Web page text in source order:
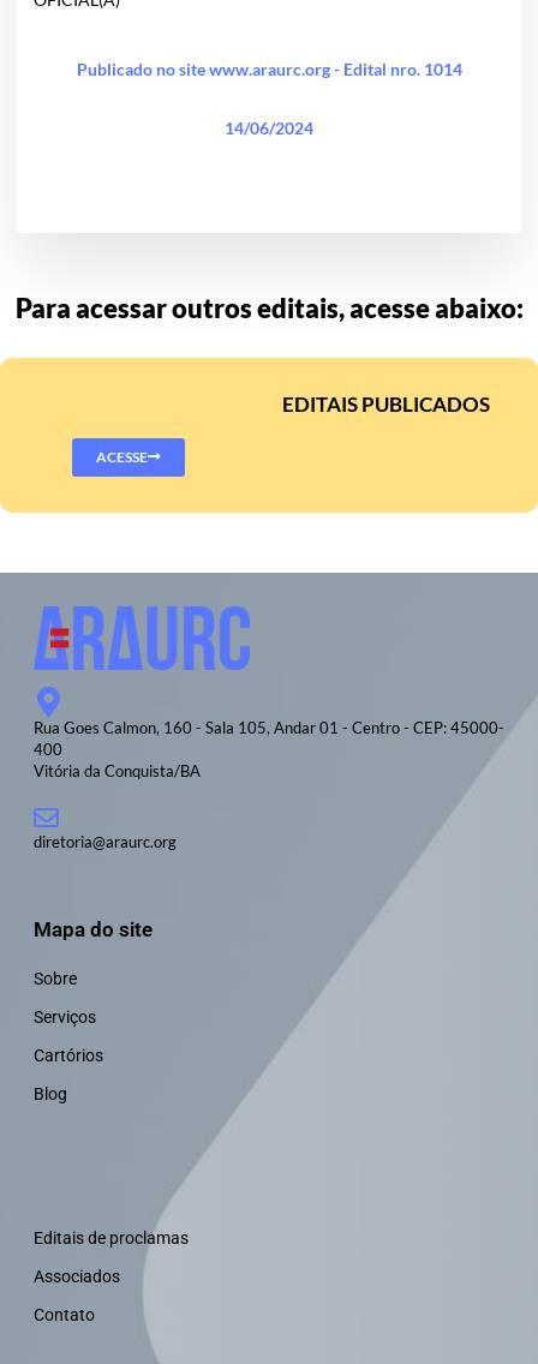
Publicado no site www.araurc.org - Edital nro. 1014
14/06/2024
Para acessar outros editais, acesse abaixo:
EDITAIS PUBLICADOS
ACESSE
Rua Goes Calmon, 160 - Sala 105, Andar 01 - Centro - CEP: 45000-
400
Vitória da Conquista/BA
diretoria@araurc.org
Mapa do site
Sobre
Serviços
Cartórios
Blog
Editais de proclamas
Associados
Contato